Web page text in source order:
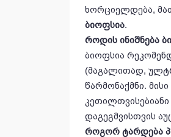
ხორციელდება,
ბიოფსია.
როდის ინიშნება
ბიოფსია
(მაგალითად,
წარმონაქმნი.
დაგეგმვისთვის
როგორ ტარდება